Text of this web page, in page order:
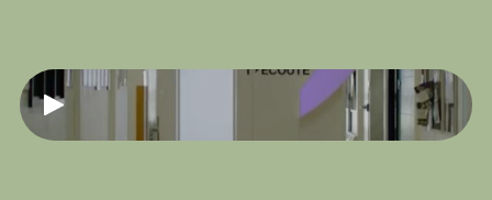
Jouer